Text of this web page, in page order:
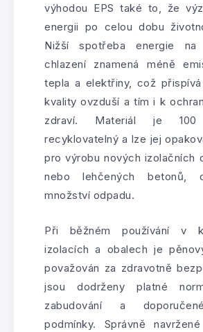
výhodou EPS také to, že
energii po celou dobu
Nižší spotřeba energie na
chlazení znamená méně
tepla a elektřiny, což
kvality ovzduší a tím i k
zdraví. Materiál je 100
recyklovatelný a lze jej
pro výrobu nových izolačních
nebo lehčených betonů,
množství odpadu.
Při běžném používání v
izolacích a obalech je
považován za zdravotně
jsou dodrženy platné
zabudování a
podmínky. Správně